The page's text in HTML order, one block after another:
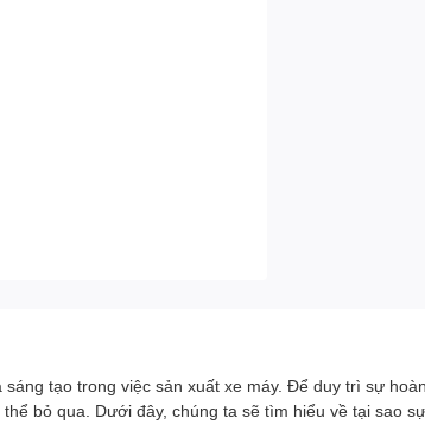
tạo trong việc sản xuất xe máy. Để duy trì sự
bỏ qua. Dưới đây, chúng ta sẽ tìm hiểu về tại sao